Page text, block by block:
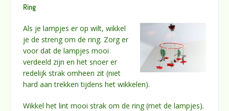
Ring
Als je lampjes er op wilt, wikkel
je de streng om de ring. Zorg er
voor dat de lampjes mooi
verdeeld zijn en het snoer er
redelijk strak omheen zit (niet
hard aan trekken tijdens het wikkelen).
Wikkel het lint mooi strak om de ring (met de lampjes).